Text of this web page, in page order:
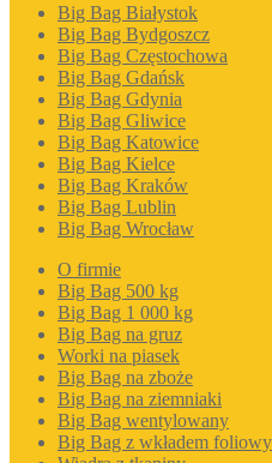
Big Bag Białystok
Big Bag Bydgoszcz
Big Bag Częstochowa
Big Bag Gdańsk
Big Bag Gdynia
Big Bag Gliwice
Big Bag Katowice
Big Bag Kielce
Big Bag Kraków
Big Bag Lublin
Big Bag Wrocław
O firmie
Big Bag 500 kg
Big Bag 1 000 kg
Big Bag na gruz
Worki na piasek
Big Bag na zboże
Big Bag na ziemniaki
Big Bag wentylowany
Big Bag z wkładem